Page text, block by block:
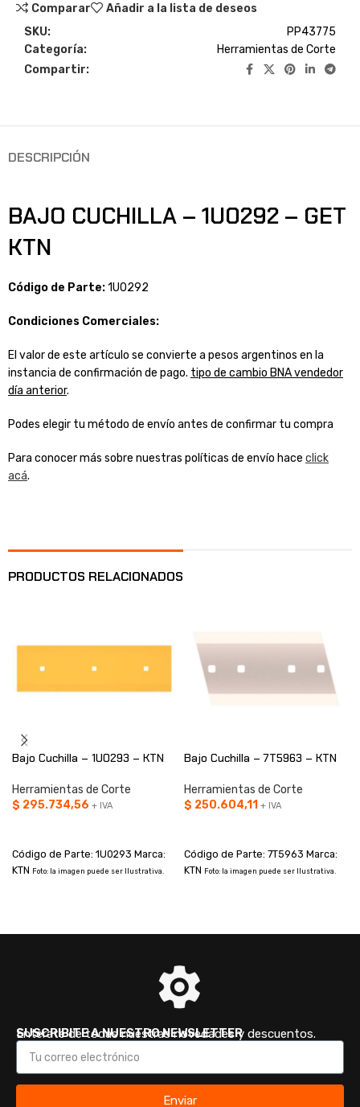
Comparar
Añadir a la lista de deseos
SKU:
PP43775
Categoría:
Herramientas de Corte
Compartir:
DESCRIPCIÓN
BAJO CUCHILLA – 1U0292 – GET
KTN
Código de Parte:1U0292
Condiciones Comerciales:
El valor de este artículo se convierte a pesos argentinos en la
instancia de confirmación de pago. tipo de cambio BNA vendedor
día anterior.
Podes elegir tu método de envío antes de confirmar tu compra
Para conocer más sobre nuestras políticas de envío hace click
acá.
PRODUCTOS RELACIONADOS
Bajo Cuchilla – 1U0293 – KTN
Herramientas de Corte
$ 295.734,56 + IVA
Código de Parte: 1U0293 Marca:
KTN Foto: la imagen puede ser Ilustrativa.
Bajo Cuchilla – 7T5963 – KTN
Herramientas de Corte
$ 250.604,11 + IVA
Código de Parte: 7T5963 Marca:
KTN Foto: la imagen puede ser Ilustrativa.
SUSCRIBITE A NUESTRO NEWSLETTER
Enterate de todas nuestras novedades y descuentos.
Enviar